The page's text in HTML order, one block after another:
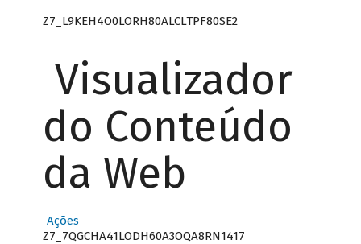
Z7_L9KEH4O0LORH80ALCLTPF80SE2
Visualizador
do Conteúdo
da Web
Ações
Z7_7QGCHA41LODH60A3OQA8RN1417